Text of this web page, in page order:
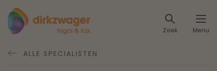
Zoek Menu
Expertises
Thema'sALLE SPECIALISTEN